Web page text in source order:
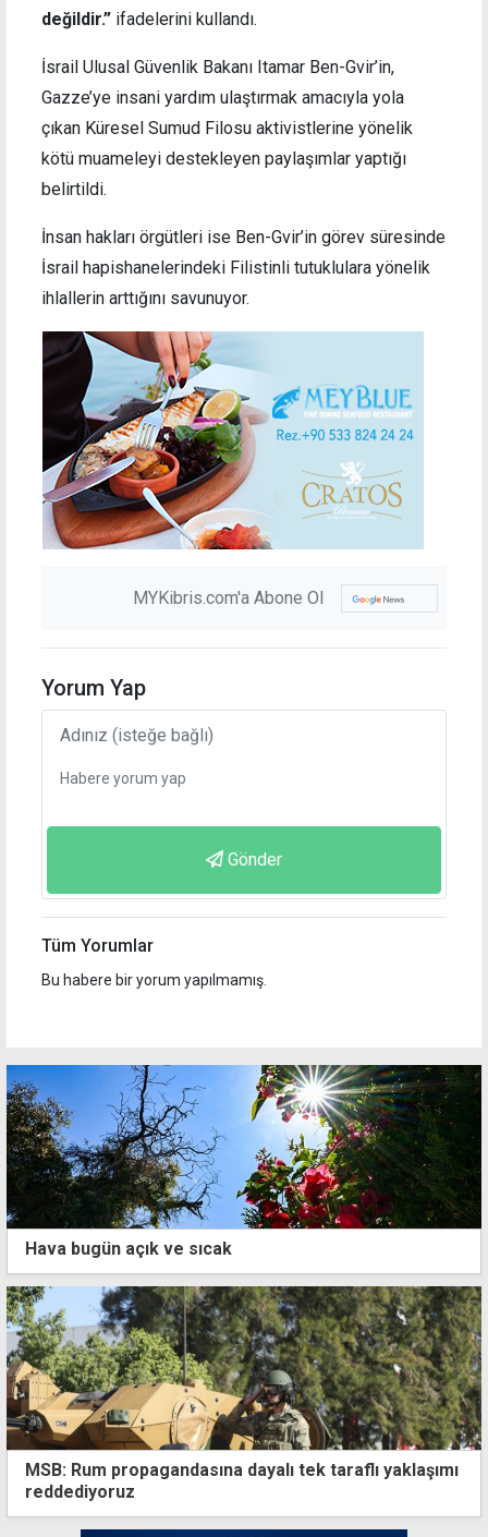
değildir.” ifadelerini kullandı.
İsrail Ulusal Güvenlik Bakanı Itamar Ben-Gvir’in,
Gazze’ye insani yardım ulaştırmak amacıyla yola
çıkan Küresel Sumud Filosu aktivistlerine yönelik
kötü muameleyi destekleyen paylaşımlar yaptığı
belirtildi.
İnsan hakları örgütleri ise Ben-Gvir’in görev süresinde
İsrail hapishanelerindeki Filistinli tutuklulara yönelik
ihlallerin arttığını savunuyor.
MYKibris.com'a Abone Ol
Yorum Yap
Gönder
Tüm Yorumlar
Bu habere bir yorum yapılmamış.
Hava bugün açık ve sıcak
MSB: Rum propagandasına dayalı tek taraflı yaklaşımı
reddediyoruz